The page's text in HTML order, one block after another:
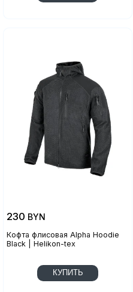
Кофта флисовая Alpha Hoodie
Black | Helikon-tex
230 BYN
КУПИТЬ